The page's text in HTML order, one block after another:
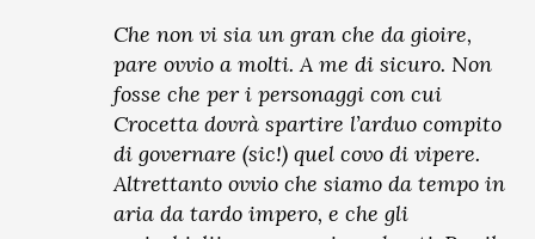
Che non vi sia un gran che da gioire,
pare ovvio a molti. A me di sicuro. Non
fosse che per i personaggi con cui
Crocetta dovrà spartire l’arduo compito
di governare (sic!) quel covo di vipere.
Altrettanto ovvio che siamo da tempo in
aria da tardo impero, e che gli